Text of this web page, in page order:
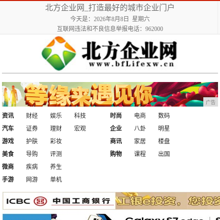
北方企业网_打造最好的城市企业门户
今天是：2026年8月8日 星期六
互联网违法和不良信息举报电话：962000
广告
资讯 财经 娱乐
科技
汽车
证券 理财 宏观
时尚 电商
数码
企业
八卦
明星
游戏
护肤
彩妆
美食
导购 评测
商讯 家居
楼盘
购物
课程
出国
微商
疾病
养生
手游
网游 单机